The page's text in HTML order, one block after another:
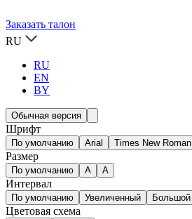
Заказать талон
RU
RU
EN
BY
Обычная версия
Шрифт
По умолчанию Arial Times New Roman
Размер
По умолчанию A A
Интервал
По умолчанию Увеличенный Большой
Цветовая схема